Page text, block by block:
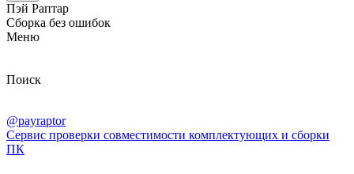
Пэй Раптар
Сборка без ошибок
Меню
Поиск
@payraptor
Сервис проверки совместимости комплектующих и сборки
ПК